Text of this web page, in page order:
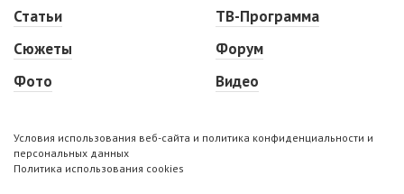
Статьи
Сюжеты
Фото
ТВ-Программа
Форум
Видео
Условия использования веб-сайта и политика конфиденциальности и
персональных данных
Политика использования cookies